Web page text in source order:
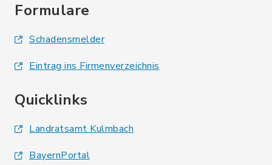
Formulare
Schadensmelder
Eintrag ins Firmenverzeichnis
Quicklinks
Landratsamt Kulmbach
BayernPortal